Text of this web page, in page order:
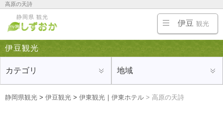
高原の天詩
伊豆半島の熱海・伊東・修善寺・沼津の旅行にオススメの観光地、ホテルや旅館、温泉、名
物・ご当地グルメ、お土産を紹介
静岡県 観光
伊豆 観光
伊豆観光
カテゴリ 地域
静岡県観光 > 伊豆観光 > 伊東観光 ｜ 伊東ホテル > 高原の天詩